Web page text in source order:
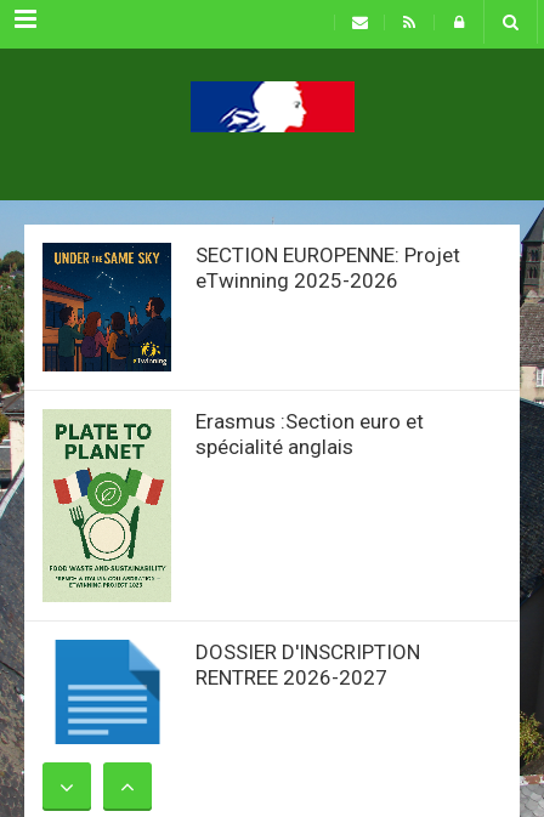
Menu
SECTION EUROPENNE: Projet
eTwinning 2025-2026
Erasmus :Section euro et
spécialité anglais
DOSSIER D'INSCRIPTION
RENTREE 2026-2027